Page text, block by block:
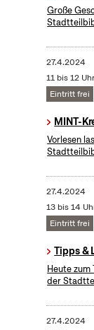
Große
27.4.2024
11 bis 12 Uhr
Eintritt frei
MINT-
Vorlesen
27.4.2024
13 bis 14
Eintritt frei
Tipps &
Heute
der
27.4.2024